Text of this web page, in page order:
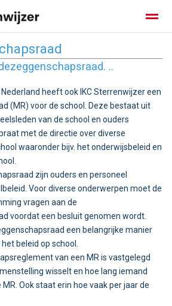
Agenda
..
heeft ook IKC Sterrenwijzer een
(MR) voor de school. Deze bestaat uit
van de school en ouders
met de directie over diverse
waaronder bijv. het onderwijsbeleid en
zijn ouders en personeel
Voor diverse onderwerpen moet de
vragen aan de
voordat een besluit genomen wordt.
een belangrijke manier
beleid op school.
van een MR is vastgelegd
wisselt en hoe lang iemand
Ook staat erin hoe vaak per jaar de